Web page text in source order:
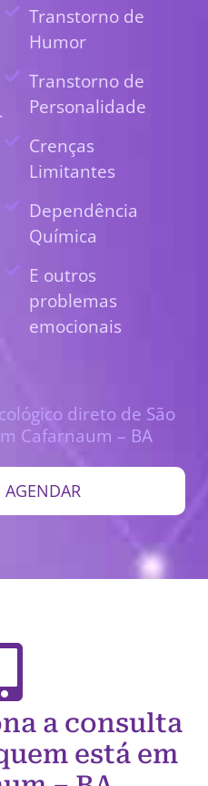
Transtorno de
Humor
Transtorno de
Personalidade
Crenças
Limitantes
Dependência
Química
E outros
problemas
emocionais
direto de São
Cafarnaum – BA
AGENDAR
a consulta
está em